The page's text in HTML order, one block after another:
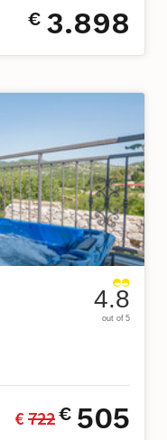
€ 3.898
4.8
out of 5
€ 722€ 505